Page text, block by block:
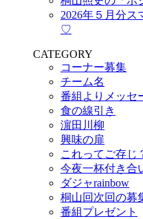
2026年５月分
♡
CATEGORY
コーナー募集
チーム名
番組よりメッセ
食の線引き
濵田川柳
興味の扉
これってご存じ
今夜一杯付き合
ダジャrainbow
桐山回次回の募
番組プレゼント